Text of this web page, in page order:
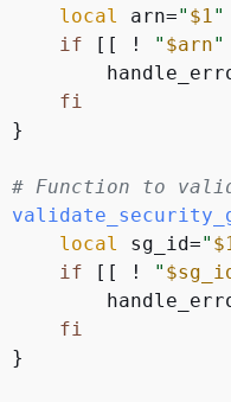
local arn=" $1"
if [[ ! " $arn"
fi
}
# Function to
local sg_id="
if [[ ! "
fi
}